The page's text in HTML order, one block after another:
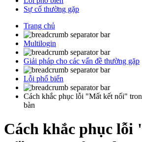
Sự cố thường gặp
Trang chủ
Multilogin
Giải pháp cho các vấn đề thường gặp
Lỗi phổ biến
Cách khắc phục lỗi "Mất kết nối"
bàn
Cách khắc phục lỗi